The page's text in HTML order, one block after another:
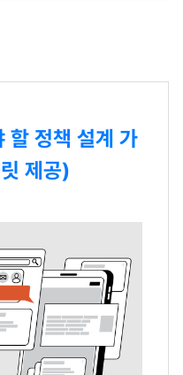
할 정책 설계 가
제공)